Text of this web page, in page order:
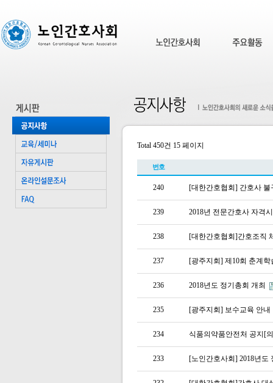
Total 450건 15 페이지
번호
240 [대한간호협회] 간호사
239 2018년 전문간호사 자격
238 [대한간호협회]간호조직
237 [광주지회] 제10회 춘계
236 2018년도 정기총회 개최
235 [광주지회] 보수교육 안내
234 식품의약품안전처 공지[
233 [노인간호사회] 2018년도